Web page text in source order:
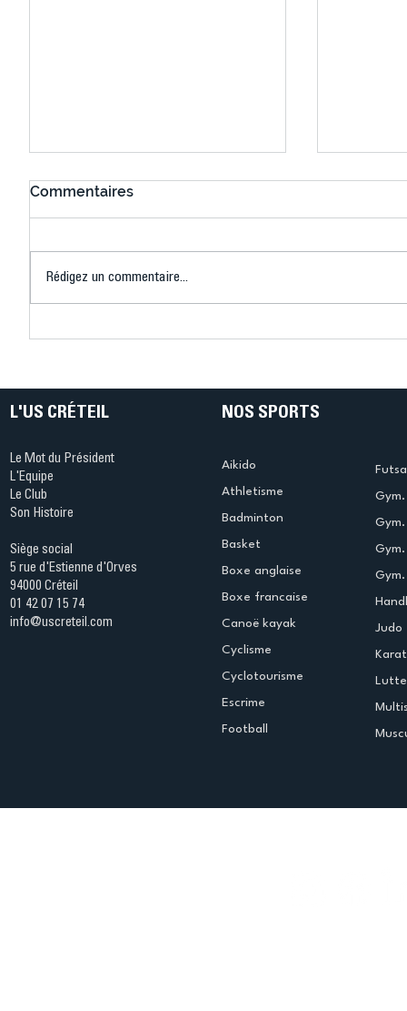
Musculation Île-de-France
Muscu à l’honneur
de
Commentaires
Rédigez un commentaire...
L'US CRÉTEIL
Le Mot du Président
L'Equipe
Le Club
Son Histoire
Siège social
5 rue d'Estienne d'Orves
94000 Créteil
01 42 07 15 74
info@uscreteil.com
NOS SPORTS
Aikido
Athletisme
Badminton
Basket
Boxe anglaise
Boxe francaise
Canoë kayak
Cyclisme
Cyclotourisme
Escrime
Football
Judo
Lutte